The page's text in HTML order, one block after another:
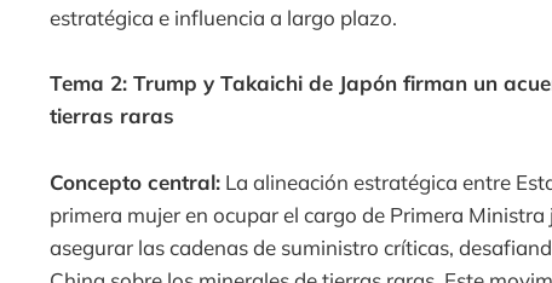
estratégica e influencia a largo plazo.
Tema 2: Trump y Takaichi de Japón firman un
tierras raras
Concepto central: La alineación estratégica entre
primera mujer en ocupar el cargo de Primera
asegurar las cadenas de suministro críticas,